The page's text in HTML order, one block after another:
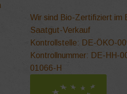
Wir sind Bio-Zertifiziert im
Saatgut-Verkauf
Kontrollstelle: DE-ÖKO-
Kontrollnummer: DE-HH-
01066-H